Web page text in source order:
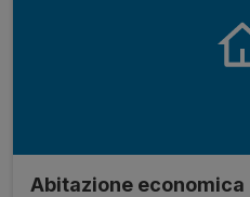
Abitazione economica